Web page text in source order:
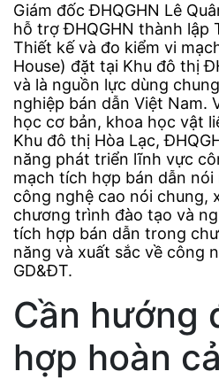
Giám đốc ĐHQGHN Lê
hỗ trợ ĐHQGHN thành lập
Thiết kế và đo kiểm vi
House) đặt tại Khu đô thị
và là nguồn lực dùng
nghiệp bán dẫn Việt Nam.
học cơ bản, khoa học vật
Khu đô thị Hòa Lạc,
năng phát triển lĩnh vực
mạch tích hợp bán dẫn
công nghệ cao nói chung,
chương trình đào tạo và
tích hợp bán dẫn trong
năng và xuất sắc về công
GD&ĐT.
Cần hướng
hợp hoàn